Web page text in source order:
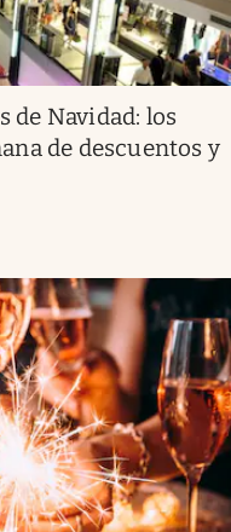
de Navidad: los
de descuentos y